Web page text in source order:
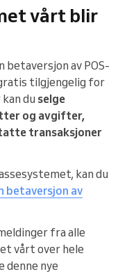
vårt blir
betaversjon av POS-
tilgjengelig for
du selge
og avgifter,
transaksjoner
kan du
betaversjon av
fra alle
vårt over hele
denne nye